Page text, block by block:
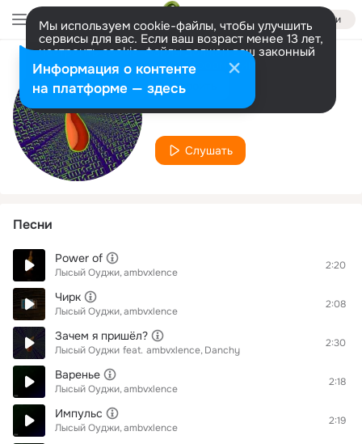
Войти
Мы используем cookie-файлы, чтобы улучшить
сервисы для вас. Если ваш возраст менее 13 лет,
настроить cookie-файлы должен ваш законный
представитель. Больше информации
Разрешить все Настроить
Исполнитель
ambvxlence
Слушать
Песни
Power of
Лысый Оуджи ambvxlence
2:20
Чирк
Лысый Оуджи ambvxlence
2:08
Зачем я пришёл?
Лысый Оуджи feat. ambvxlence Danchy
2:30
Варенье
Лысый Оуджи ambvxlence
2:18
Импульс
Лысый Оуджи ambvxlence
2:19
Информация о контенте
на платформе — здесь